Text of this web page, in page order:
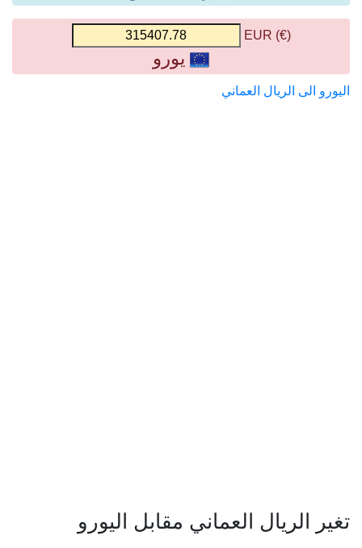
(€) EUR
يورو
اليورو الى الريال العماني
تغير الريال العماني مقابل اليورو